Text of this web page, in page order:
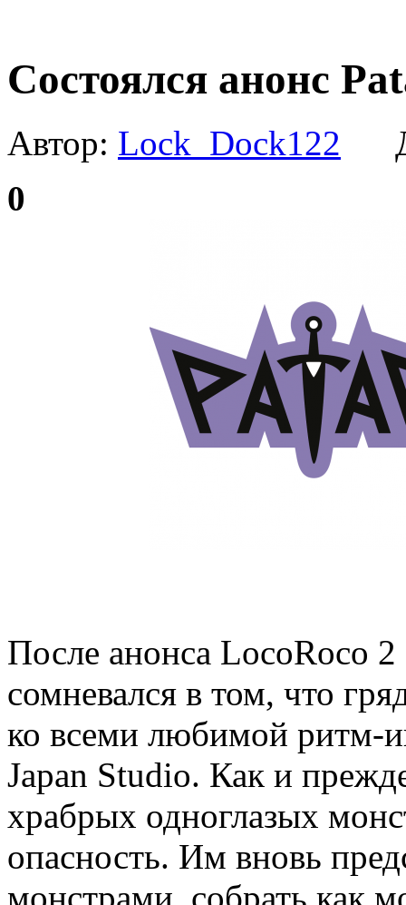
Состоялся анонс
Автор: Lock_Dock122
0
После анонса LocoRoco
сомневался в том, что
ко всеми любимой ритм-
Japan Studio. Как и
храбрых одноглазых
опасность. Им вновь